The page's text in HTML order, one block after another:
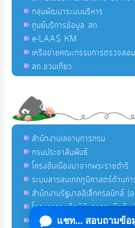
กลุ่มพัฒนาระบบบริหาร
ศูนย์บริการข้อมูล สถ.
e-LAAS KM
เครือข่ายคณะกรรมการตรวจสอ
สถ.ชวนเที่ยว
สำนักงานเลขานุการกรม
กรมประชาสัมพันธ์
โครงอันเนื่องมาจากพระราชดำริ
ระบบสารสนเทศภูมิศาสตร์ด้านกา
สำนักงานรัฐบาลอิเล็กทรอนิกส์ (
โครงการอนุรักษ์พันธุกรรมพืชอัน
คลังข่าวมหาไทย
แชท... สอบถามข้อ